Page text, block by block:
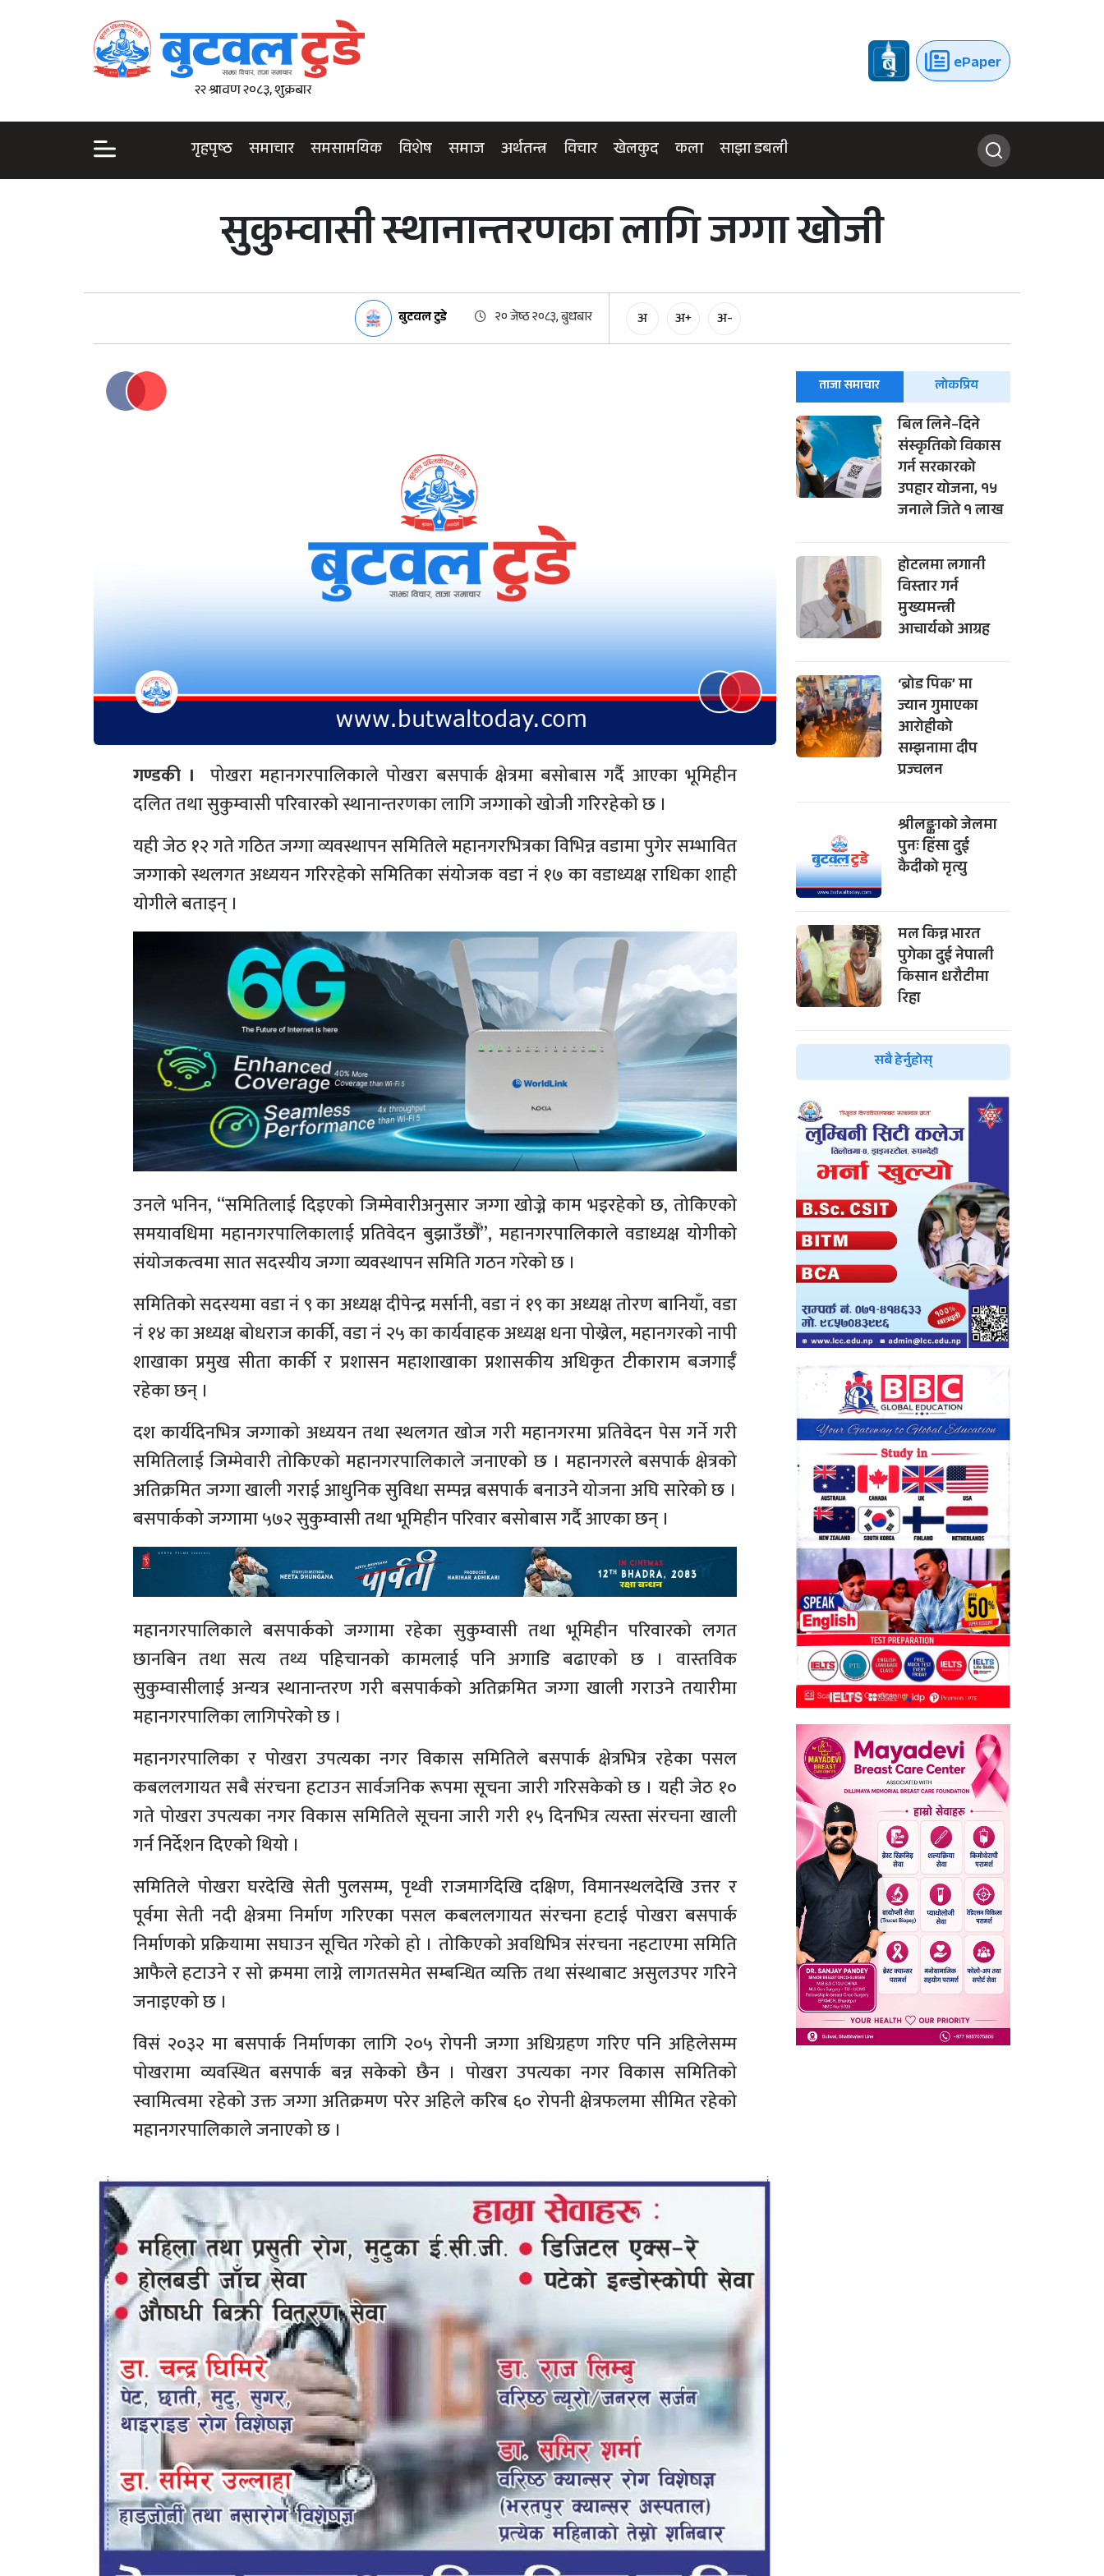
२२ श्रावण २०८३, शुक्रबार
ePaper
गृहपृष्ठ समाचार समसामयिक विशेष समाज अर्थतन्त्र विचार खेलकुद कला साझा डबली
सुकुम्वासी स्थानान्तरणका लागि जग्गा खोजी
बुटवल टुडे २० जेष्ठ २०८३, बुधबार अ अ+ अ-
गण्डकी । पोखरा महानगरपालिकाले पोखरा बसपार्क क्षेत्रमा बसोबास गर्दै आएका भूमिहीन
दलित तथा सुकुम्वासी परिवारको स्थानान्तरणका लागि जग्गाको खोजी गरिरहेको छ ।
यही जेठ १२ गते गठित जग्गा व्यवस्थापन समितिले महानगरभित्रका विभिन्न वडामा पुगेर सम्भावित
जग्गाको स्थलगत अध्ययन गरिरहेको समितिका संयोजक वडा नं १७ का वडाध्यक्ष राधिका शाही
योगीले बताइन् ।
उनले भनिन, “समितिलाई दिइएको जिम्मेवारीअनुसार जग्गा खोज्ने काम भइरहेको छ, तोकिएको
समयावधिमा महानगरपालिकालाई प्रतिवेदन बुझाउँछौँ”, महानगरपालिकाले वडाध्यक्ष योगीको
संयोजकत्वमा सात सदस्यीय जग्गा व्यवस्थापन समिति गठन गरेको छ ।
समितिको सदस्यमा वडा नं ९ का अध्यक्ष दीपेन्द्र मर्सानी, वडा नं १९ का अध्यक्ष तोरण बानियाँ, वडा
नं १४ का अध्यक्ष बोधराज कार्की, वडा नं २५ का कार्यवाहक अध्यक्ष धना पोख्रेल, महानगरको नापी
शाखाका प्रमुख सीता कार्की र प्रशासन महाशाखाका प्रशासकीय अधिकृत टीकाराम बजगाईँ
रहेका छन् ।
दश कार्यदिनभित्र जग्गाको अध्ययन तथा स्थलगत खोज गरी महानगरमा प्रतिवेदन पेस गर्ने गरी
समितिलाई जिम्मेवारी तोकिएको महानगरपालिकाले जनाएको छ । महानगरले बसपार्क क्षेत्रको
अतिक्रमित जग्गा खाली गराई आधुनिक सुविधा सम्पन्न बसपार्क बनाउने योजना अघि सारेको छ ।
बसपार्कको जग्गामा ५७२ सुकुम्वासी तथा भूमिहीन परिवार बसोबास गर्दै आएका छन् ।
महानगरपालिकाले बसपार्कको जग्गामा रहेका सुकुम्वासी तथा भूमिहीन परिवारको लगत
छानबिन तथा सत्य तथ्य पहिचानको कामलाई पनि अगाडि बढाएको छ । वास्तविक
सुकुम्वासीलाई अन्यत्र स्थानान्तरण गरी बसपार्कको अतिक्रमित जग्गा खाली गराउने तयारीमा
महानगरपालिका लागिपरेको छ ।
महानगरपालिका र पोखरा उपत्यका नगर विकास समितिले बसपार्क क्षेत्रभित्र रहेका पसल
कबललगायत सबै संरचना हटाउन सार्वजनिक रूपमा सूचना जारी गरिसकेको छ । यही जेठ १०
गते पोखरा उपत्यका नगर विकास समितिले सूचना जारी गरी १५ दिनभित्र त्यस्ता संरचना खाली
गर्न निर्देशन दिएको थियो ।
समितिले पोखरा घरदेखि सेती पुलसम्म, पृथ्वी राजमार्गदेखि दक्षिण, विमानस्थलदेखि उत्तर र
पूर्वमा सेती नदी क्षेत्रमा निर्माण गरिएका पसल कबललगायत संरचना हटाई पोखरा बसपार्क
निर्माणको प्रक्रियामा सघाउन सूचित गरेको हो । तोकिएको अवधिभित्र संरचना नहटाएमा समिति
आफैले हटाउने र सो क्रममा लाग्ने लागतसमेत सम्बन्धित व्यक्ति तथा संस्थाबाट असुलउपर गरिने
जनाइएको छ ।
विसं २०३२ मा बसपार्क निर्माणका लागि २०५ रोपनी जग्गा अधिग्रहण गरिए पनि अहिलेसम्म
पोखरामा व्यवस्थित बसपार्क बन्न सकेको छैन । पोखरा उपत्यका नगर विकास समितिको
स्वामित्वमा रहेको उक्त जग्गा अतिक्रमण परेर अहिले करिब ६० रोपनी क्षेत्रफलमा सीमित रहेको
महानगरपालिकाले जनाएको छ ।
ताजा समाचार लोकप्रिय
बिल लिने–दिने
संस्कृतिको विकास
गर्न सरकारको
उपहार योजना, १५
जनाले जिते १ लाख
होटलमा लगानी
विस्तार गर्न
मुख्यमन्त्री
आचार्यको आग्रह
‘ब्रोड पिक’ मा
ज्यान गुमाएका
आरोहीको
सम्झनामा दीप
प्रज्वलन
श्रीलङ्काको जेलमा
पुनः हिंसा दुई
कैदीको मृत्यु
मल किन्न भारत
पुगेका दुई नेपाली
किसान धरौटीमा
रिहा
सबै हेर्नुहोस्